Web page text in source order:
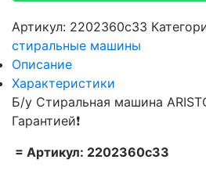
Артикул: 2202360c33
стиральные машины
Описание
Характеристики
Б/у Стиральная машина
Гарантией❗
= Артикул: 2202360c33